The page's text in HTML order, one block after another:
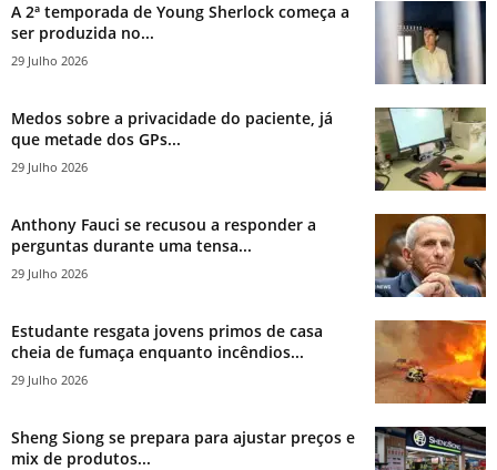
A 2ª temporada de Young Sherlock começa a
ser produzida no...
29 Julho 2026
Medos sobre a privacidade do paciente, já
que metade dos GPs...
29 Julho 2026
Anthony Fauci se recusou a responder a
perguntas durante uma tensa...
29 Julho 2026
Estudante resgata jovens primos de casa
cheia de fumaça enquanto incêndios...
29 Julho 2026
Sheng Siong se prepara para ajustar preços e
mix de produtos...